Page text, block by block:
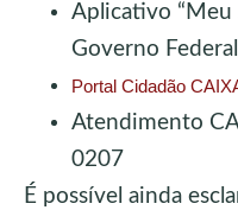
Aplicativo “Meu
Governo
Portal Cidadão
Atendimento
0207
É possível ainda